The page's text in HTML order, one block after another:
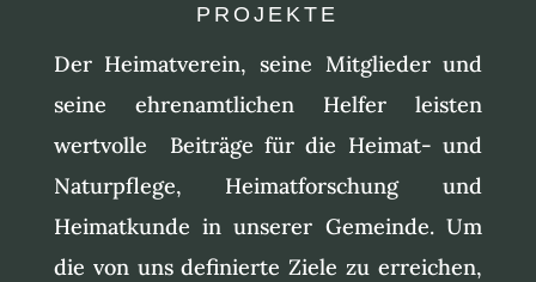
PROJEKTE
Der Heimatverein, seine Mitglieder und
seine ehrenamtlichen Helfer leisten
wertvolle Beiträge für die Heimat- und
Naturpflege, Heimatforschung und
Heimatkunde in unserer Gemeinde. Um
die von uns definierte Ziele zu erreichen,